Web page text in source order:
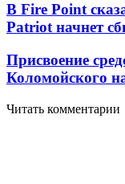
В Fire Point
Patriot начнет
Присвоение
Коломойского
Читать комментарии